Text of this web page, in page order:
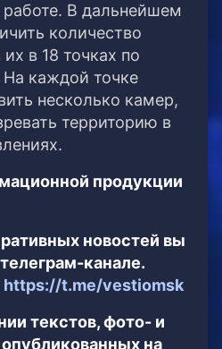
В дальнейшем
количество
в 18 точках по
каждой точке
несколько камер,
территорию в
продукции
новостей вы
канале.
https://t.me/vestiomsk
текстов, фото- и
на